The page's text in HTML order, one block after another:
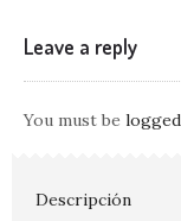
Leave a reply
You must be
Descripción